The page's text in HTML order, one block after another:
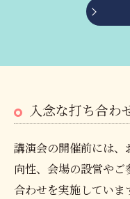
入念な打ち合わ
講演会の開催前には
向性、会場の設営や
合わせを実施していま